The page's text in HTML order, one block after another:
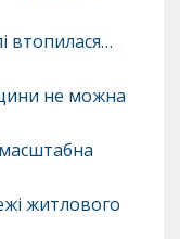
втопилася…
не можна
житлового